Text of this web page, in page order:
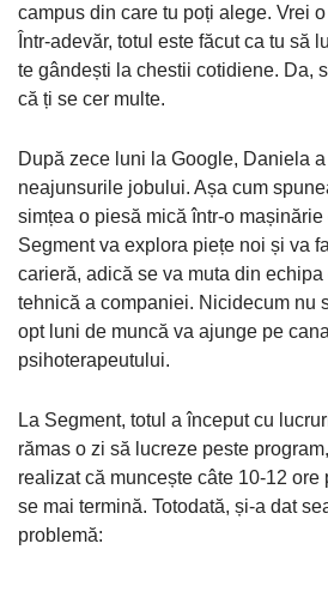
campus din care tu poți alege. Vrei
Într-adevăr, totul este făcut ca tu să
te gândești la chestii cotidiene. Da,
că ți se cer multe.
După zece luni la Google, Daniela
neajunsurile jobului. Așa cum
simțea o piesă mică într-o
Segment va explora piețe noi și va
carieră, adică se va muta din
tehnică a companiei. Nicidecum nu
opt luni de muncă va ajunge pe
psihoterapeutului.
La Segment, totul a început cu
rămas o zi să lucreze peste
realizat că muncește câte 10-12 ore
se mai termină. Totodată, și-a dat
problemă: